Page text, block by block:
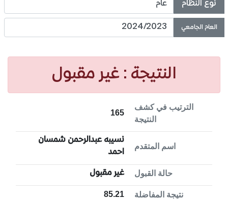
نوع النظام عام
العام الجامعي 2024/2023
النتيجة: غير مقبول
الترتيب في كشف
النتيجة
165
اسم المتقدم
نسيبه عبدالرحمن شمسان
احمد
حالة القبول غير مقبول
نتيجة المفاضلة 85.21